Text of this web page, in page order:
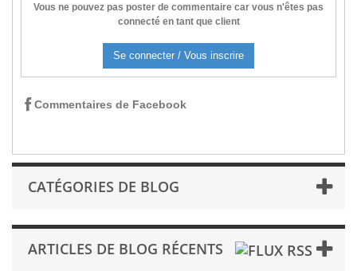
Vous ne pouvez pas poster de commentaire car vous n'êtes pas
connecté en tant que client
Se connecter / Vous inscrire
Commentaires de Facebook
CATÉGORIES DE BLOG
ARTICLES DE BLOG RÉCENTS